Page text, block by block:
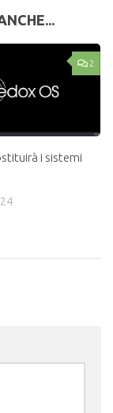
2
i sistemi